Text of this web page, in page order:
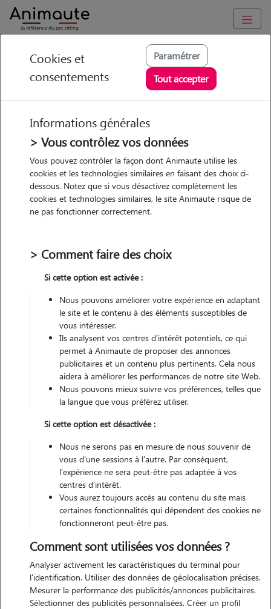
Animaute Occitanie Lignan-sur-Orb
Celine - Petsitter à
MURVIEL LES
BEZIERS
• 43 ans
10 animaux
Véhiculé
Contacter
L'envoi d'une demande est sans engagement
Motivation
Cookies et
consentements
Paramétrer
Tout accepter
Informations générales
> Vous contrôlez vos données
Vous pouvez contrôler la façon dont Animaute utilise les
cookies et les technologies similaires en faisant des choix ci-
dessous. Notez que si vous désactivez complètement les
cookies et technologies similaires, le site Animaute risque de
ne pas fonctionner correctement.
> Comment faire des choix
Si cette option est activée :
Nous pouvons améliorer votre expérience en adaptant
le site et le contenu à des éléments susceptibles de
vous intéresser.
Ils analysent vos centres d'intérêt potentiels, ce qui
permet à Animaute de proposer des annonces
publicitaires et un contenu plus pertinents. Cela nous
aidera à améliorer les performances de notre site Web.
Nous pouvons mieux suivre vos préférences, telles que
la langue que vous préférez utiliser.
Si cette option est désactivée :
Nous ne serons pas en mesure de nous souvenir de
vous d'une sessions à l'autre. Par conséquent,
l'expérience ne sera peut-être pas adaptée à vos
centres d'intérêt.
Vous aurez toujours accès au contenu du site mais
certaines fonctionnalités qui dépendent des cookies ne
fonctionneront peut-être pas.
Comment sont utilisées vos données ?
Analyser activement les caractéristiques du terminal pour
l'identification. Utiliser des données de géolocalisation précises.
Mesurer la performance des publicités/annonces publicitaires.
Sélectionner des publicités personnalisées. Créer un profil